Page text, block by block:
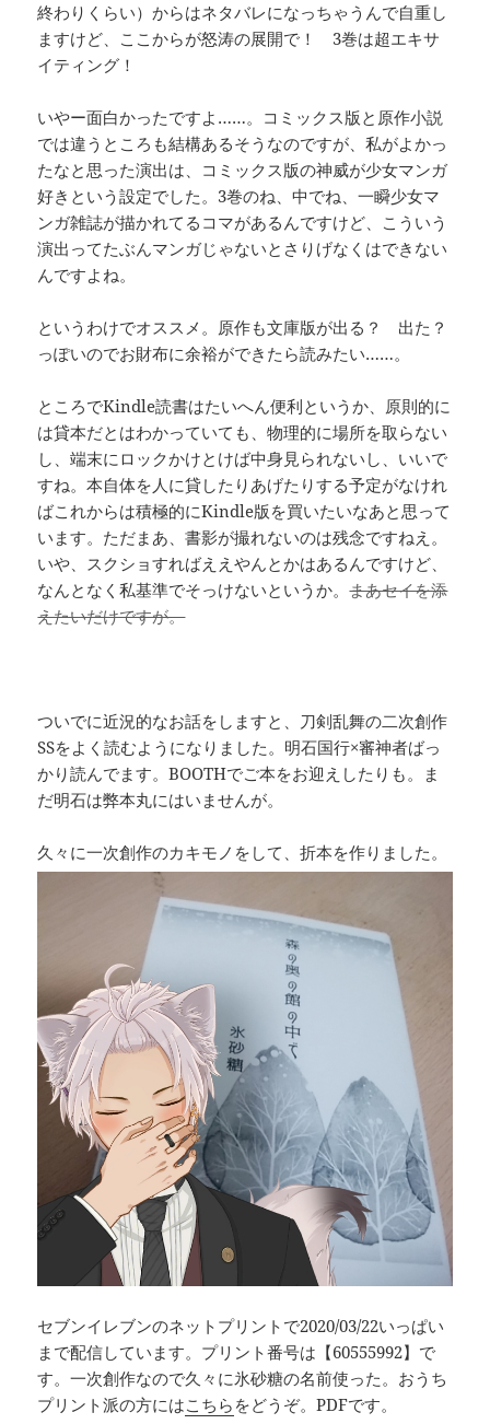
終わりくらい）からはネタバレになっちゃうんで自重し
ますけど、ここからが怒涛の展開で！ 3巻は超エキサ
イティング！
いやー面白かったですよ……。コミックス版と原作小説
では違うところも結構あるそうなのですが、私がよかっ
たなと思った演出は、コミックス版の神威が少女マンガ
好きという設定でした。3巻のね、中でね、一瞬少女マ
ンガ雑誌が描かれてるコマがあるんですけど、こういう
演出ってたぶんマンガじゃないとさりげなくはできない
んですよね。
というわけでオススメ。原作も文庫版が出る？ 出た？
っぽいのでお財布に余裕ができたら読みたい……。
ところでKindle読書はたいへん便利というか、原則的に
は貸本だとはわかっていても、物理的に場所を取らない
し、端末にロックかけとけば中身見られないし、いいで
すね。本自体を人に貸したりあげたりする予定がなけれ
ばこれからは積極的にKindle版を買いたいなあと思って
います。ただまあ、書影が撮れないのは残念ですねえ。
いや、スクショすればええやんとかはあるんですけど、
なんとなく私基準でそっけないというか。まあセイを添
えたいだけですが。
ついでに近況的なお話をしますと、刀剣乱舞の二次創作
SSをよく読むようになりました。明石国行×審神者ばっ
かり読んでます。BOOTHでご本をお迎えしたりも。ま
だ明石は弊本丸にはいませんが。
久々に一次創作のカキモノをして、折本を作りました。
セブンイレブンのネットプリントで2020/03/22いっぱい
まで配信しています。プリント番号は【60555992】で
す。一次創作なので久々に氷砂糖の名前使った。おうち
プリント派の方にはこちら をどうぞ。PDFです。